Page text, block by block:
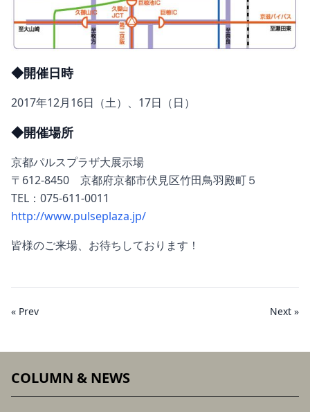
◆開催日時
2017年12月16日（土）、17日（日）
◆開催場所
京都パルスプラザ大展示場
〒612-8450 京都府京都市伏見区竹田鳥羽殿町５
TEL：075-611-0011
http://www.pulseplaza.jp/
皆様のご来場、お待ちしております！
« Prev Next »
COLUMN & NEWS